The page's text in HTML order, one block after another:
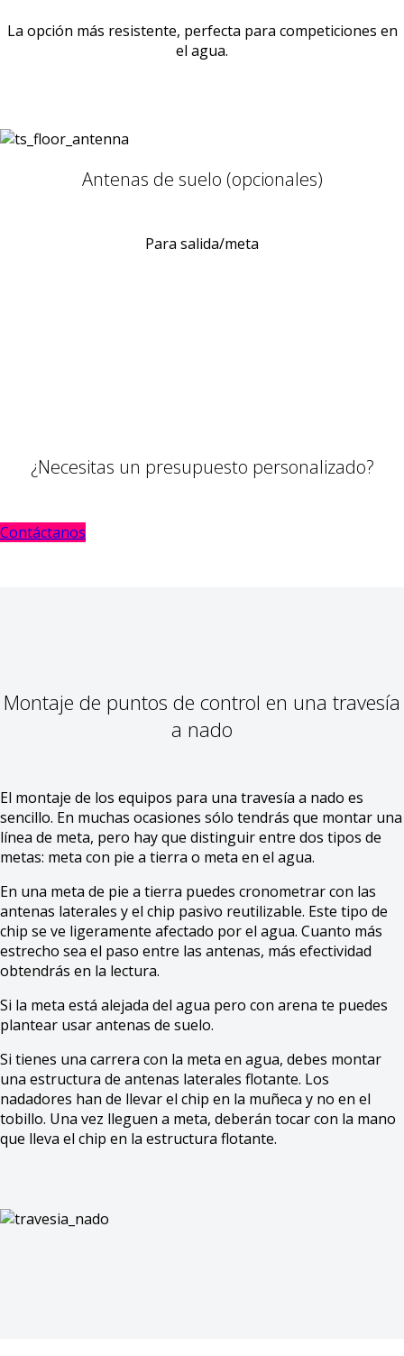
La opción más resistente, perfecta para competiciones en
el agua.
Antenas de suelo (opcionales)
Para salida/meta
¿Necesitas un presupuesto personalizado?
Contáctanos
Montaje de puntos de control en una travesía
a nado
El montaje de los equipos para una travesía a nado es
sencillo. En muchas ocasiones sólo tendrás que montar una
línea de meta, pero hay que distinguir entre dos tipos de
metas: meta con pie a tierra o meta en el agua.
En una meta de pie a tierra puedes cronometrar con las
antenas laterales y el chip pasivo reutilizable. Este tipo de
chip se ve ligeramente afectado por el agua. Cuanto más
estrecho sea el paso entre las antenas, más efectividad
obtendrás en la lectura.
Si la meta está alejada del agua pero con arena te puedes
plantear usar antenas de suelo.
Si tienes una carrera con la meta en agua, debes montar
una estructura de antenas laterales flotante. Los
nadadores han de llevar el chip en la muñeca y no en el
tobillo. Una vez lleguen a meta, deberán tocar con la mano
que lleva el chip en la estructura flotante.